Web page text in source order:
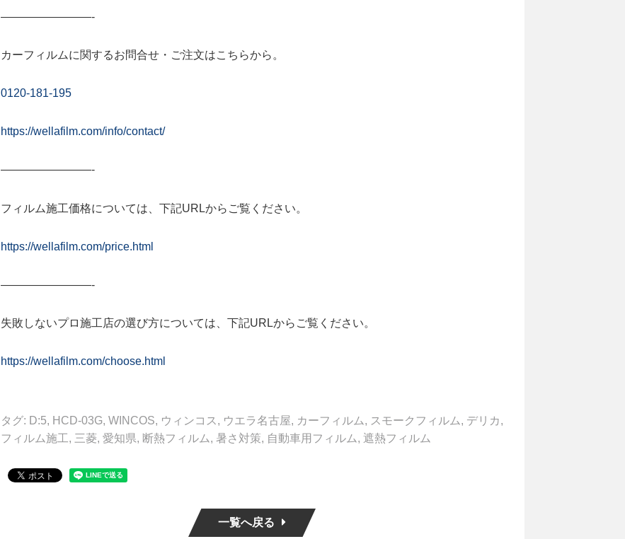
————————-
カーフィルムに関するお問合せ・ご注文はこちらから。
0120-181-195
https://wellafilm.com/info/contact/
————————-
フィルム施工価格については、下記URLからご覧ください。
https://wellafilm.com/price.html
————————-
失敗しないプロ施工店の選び方については、下記URLからご覧ください。
https://wellafilm.com/choose.html
タグ: D:5, HCD-03G, WINCOS, ウィンコス , ウエラ名古屋, カーフィルム, スモークフィルム, デリカ,
フィルム施工, 三菱, 愛知県, 断熱フィルム, 暑さ対策, 自動車用フィルム, 遮熱フィルム
一覧へ戻る